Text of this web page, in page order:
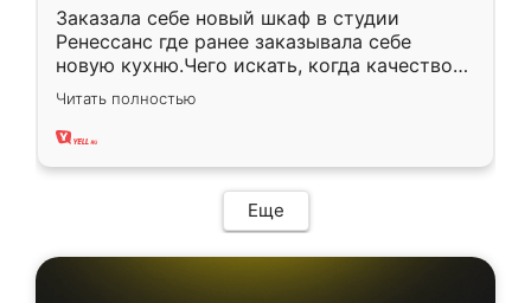
Заказала себе новый шкаф в студии
Ренессанс где ранее заказывала себе
новую кухню.Чего искать, когда качеством
вполне довольна. Служит кухня уже почти
два года, нареканий нет.
Читать полностью
Еще